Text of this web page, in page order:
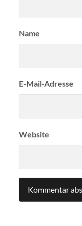
Name
E-Mail-Adresse
Website